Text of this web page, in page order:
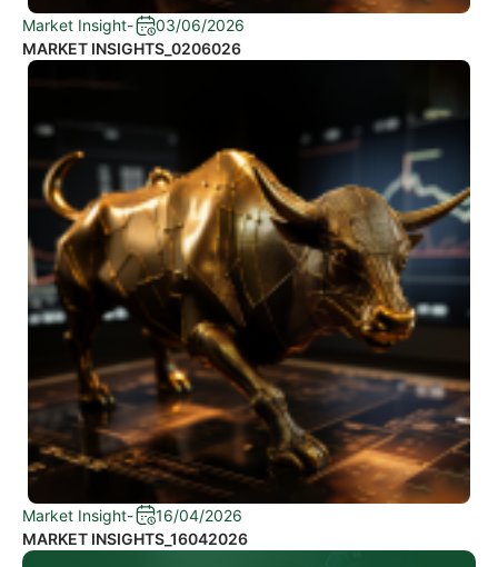
Market Insight-
03/06/2026
MARKET INSIGHTS_0206026
Market Insight-
16/04/2026
MARKET INSIGHTS_16042026